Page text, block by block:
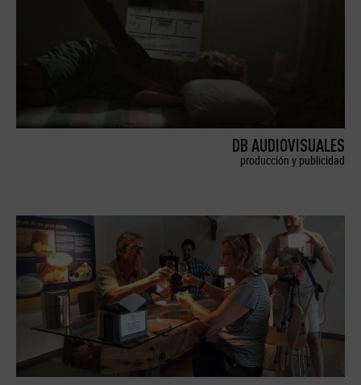
DB AUDIOVISUALES
producción y publicidad